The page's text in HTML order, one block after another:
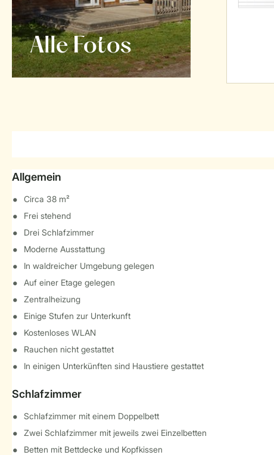
Alle Fotos
Allgemein
Circa 38 m²
Frei stehend
Drei Schlafzimmer
Moderne Ausstattung
In waldreicher Umgebung gelegen
Auf einer Etage gelegen
Zentralheizung
Einige Stufen zur Unterkunft
Kostenloses WLAN
Rauchen nicht gestattet
In einigen Unterkünften sind Haustiere gestattet
Schlafzimmer
Schlafzimmer mit einem Doppelbett
Zwei Schlafzimmer mit jeweils zwei Einzelbetten
Betten mit Bettdecke und Kopfkissen